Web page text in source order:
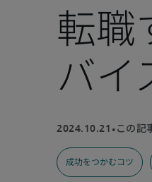
転職
バイ
成功をつかむコツ